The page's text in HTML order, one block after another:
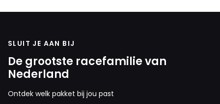
SLUIT JE AAN BIJ
De grootste racefamilie van
Nederland
Ontdek welk pakket bij jou past